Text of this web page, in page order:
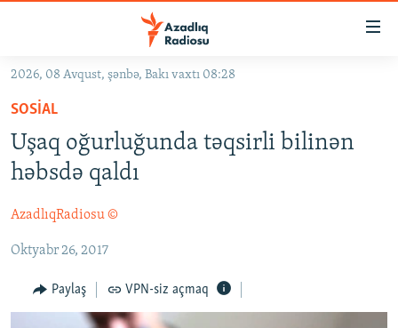
Əsas
qayıt
Əsas
naviqasiyaya
qayıt
Axtarışa
GÜNDƏM
KORRUPSIOMETR
FƏRQƏ BAX
QANUNI DOĞRU
ARAŞDIRMA
MULTIMEDIA
2026, 08 Avqust, şənbə, Bakı vaxtı 08:28
SOSIAL
Uşaq oğurluğunda təqsirli bilinən
həbsdə qaldı
AzadlıqRadiosu ©
Oktyabr 26, 2017
Paylaş VPN-siz açmaq